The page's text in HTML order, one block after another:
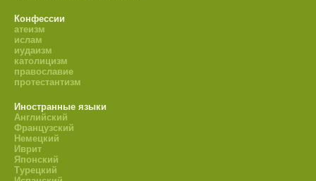
Конфессии
атеизм
ислам
иудаизм
католицизм
православие
протестантизм
Иностранные языки
Английский
Французский
Немецкий
Иврит
Японский
Турецкий